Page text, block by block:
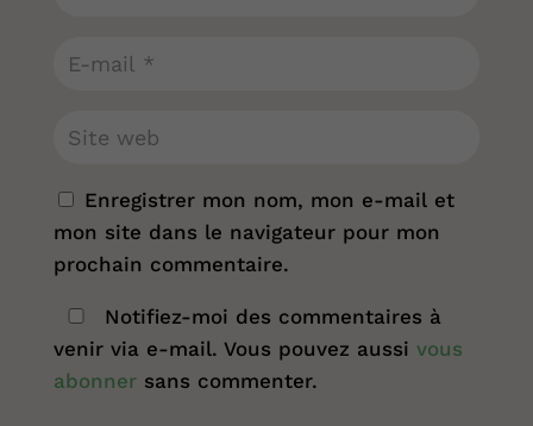
Enregistrer mon nom, mon e-mail et
mon site dans le navigateur pour mon
prochain commentaire.
Notifiez-moi des commentaires à
venir via e-mail. Vous pouvez aussi vous
abonnersans commenter.